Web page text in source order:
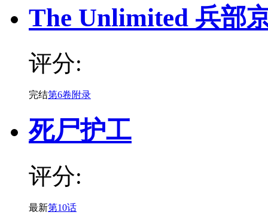
The Unlimited 兵部
评分:
完结第6卷附录
死尸护工
评分:
最新第10话